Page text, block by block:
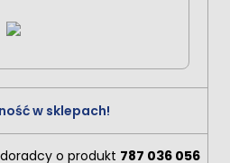
o produkt 787 036 056
w sklepach!